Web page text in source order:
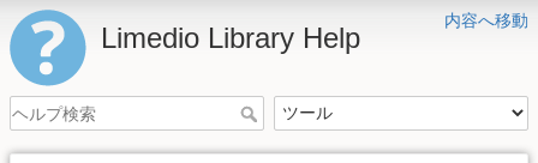
内容へ移動
Limedio Library Help